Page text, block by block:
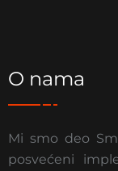
O nama
Mi smo deo
posvećeni